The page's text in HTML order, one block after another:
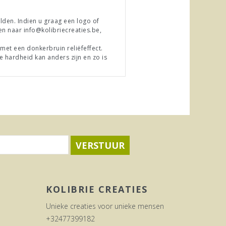
Indien u graag een logo of
naar info@kolibriecreaties.be,
een donkerbruin reliëfeffect.
kan anders zijn en zo is
VERSTUUR
KOLIBRIE CREATIES
Unieke creaties voor unieke mensen
+32477399182